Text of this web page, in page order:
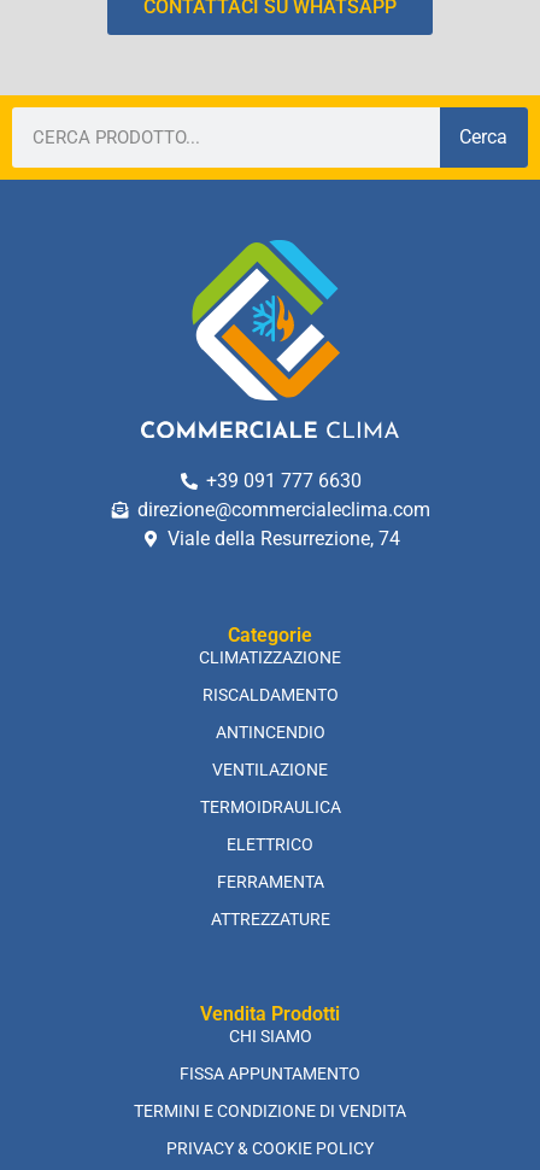
CONTATTACI SU WHATSAPP
Cerca
+39 091 777 6630
direzione@commercialeclima.com
Viale della Resurrezione, 74
Categorie
CLIMATIZZAZIONE
RISCALDAMENTO
ANTINCENDIO
VENTILAZIONE
TERMOIDRAULICA
ELETTRICO
FERRAMENTA
ATTREZZATURE
Vendita Prodotti
CHI SIAMO
FISSA APPUNTAMENTO
TERMINI E CONDIZIONE DI VENDITA
PRIVACY & COOKIE POLICY